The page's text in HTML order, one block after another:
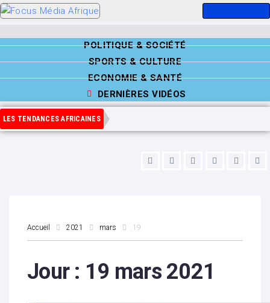
POLITIQUE & SOCIÉTÉ
SPORTS & CULTURE
ECONOMIE & SANTÉ
DERNIÈRES VIDÉOS
LES TENDANCES AFRICAINES
Accueil 2021 mars 19
Jour : 19 mars 2021